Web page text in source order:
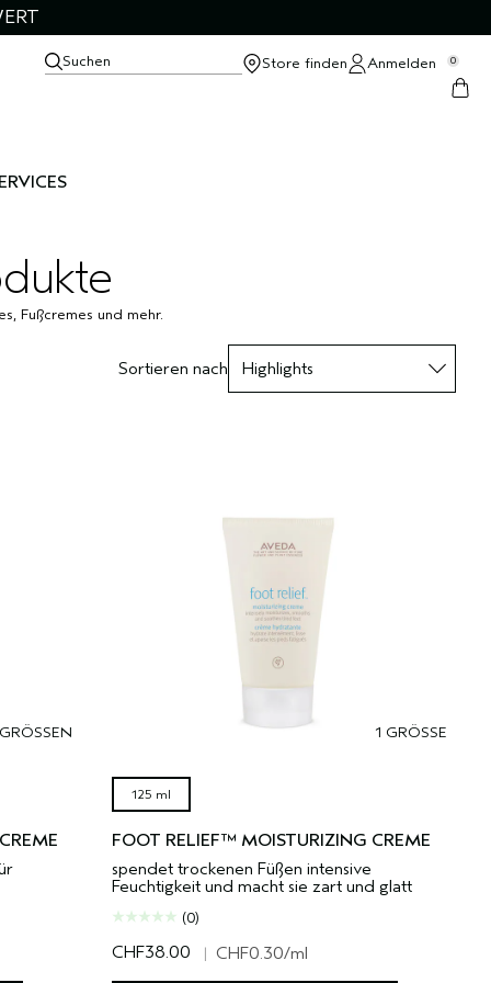
Suchen Store finden Anmelden 0
Fußcremes und mehr.
Sortieren nach
1 GRÖSSE
125 ml
FOOT RELIEF™ MOISTURIZING CREME
spendet trockenen Füßen intensive
Feuchtigkeit und macht sie zart und glatt
(0)
CHF38.00 | CHF0.30/ml